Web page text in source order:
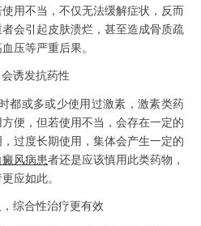
用不当，不仅无法缓解症状，反而
会引起皮肤溃烂，甚至造成骨质疏
压等严重后果。
诱发抗药性
都或多或少使用过激素，激素类药
便，但若使用不当，会存在一定的
过度长期使用，集体会产生一定的
癜风病患者还是应该慎用此类药物，
应如此。
综合性治疗更有效